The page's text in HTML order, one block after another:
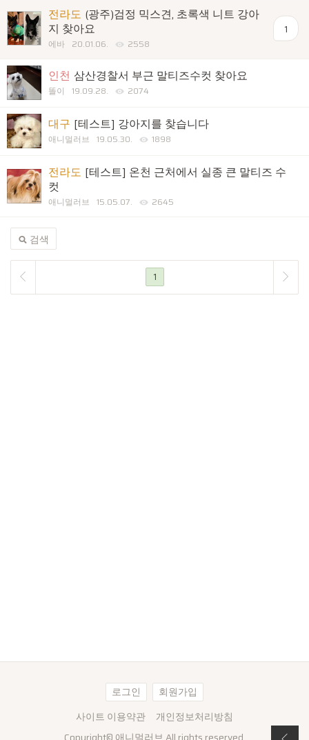
전라도 (광주)검정 믹스견, 초록색 니트 강아
지 찾아요
에바 20.01.06. 2558
1
인천 삼산경찰서 부근 말티즈수컷 찾아요
똘이 19.09.28. 2074
대구 [테스트] 강아지를 찾습니다
애니멀러브 19.05.30. 1898
전라도 [테스트] 온천 근처에서 실종 큰 말티즈 수
컷
애니멀러브 15.05.07. 2645
검색
1
로그인
회원가입
사이트 이용약관
개인정보처리방침